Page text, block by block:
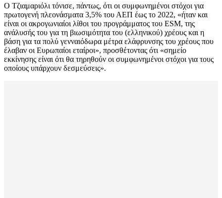
Ο Τζιαμαριόλι τόνισε, πάντως, ότι οι συμφωνημένοι στόχοι για
πρωτογενή πλεονάσματα 3,5% του ΑΕΠ έως το 2022, «ήταν και
είναι οι ακρογωνιαίοι λίθοι του προγράμματος του ESM, της
ανάλυσής του για τη βιωσιμότητα του (ελληνικού) χρέους και η
βάση για τα πολύ γενναιόδωρα μέτρα ελάφρυνσης του χρέους που
έλαβαν οι Ευρωπαίοι εταίροι», προσθέτοντας ότι «σημείο
εκκίνησης είναι ότι θα τηρηθούν οι συμφωνημένοι στόχοι για τους
οποίους υπάρχουν δεσμεύσεις».